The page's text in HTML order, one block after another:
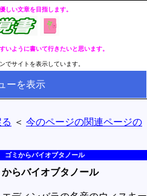
しい文章を目指します。
いように書いて行きたいと思います。
でサイトを表示しています。
ーを表示
＜ 今のページの関連ページの
ゴミからバイオブタノール
らバイオブタノール